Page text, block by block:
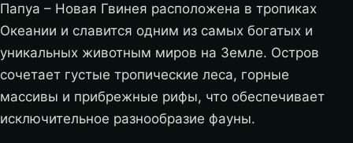
Папуа – Новая Гвинея расположена в тропиках
Океании и славится одним из самых богатых и
уникальных животным миров на Земле. Остров
сочетает густые тропические леса, горные
массивы и прибрежные рифы, что обеспечивает
исключительное разнообразие фауны.